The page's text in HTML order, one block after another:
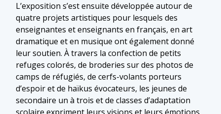
L’exposition s’est ensuite développée autour de
quatre projets artistiques pour lesquels des
enseignantes et enseignants en français, en art
dramatique et en musique ont également donné
leur soutien. À travers la confection de petits
refuges colorés, de broderies sur des photos de
camps de réfugiés, de cerfs-volants porteurs
d’espoir et de haïkus évocateurs, les jeunes de
secondaire un à trois et de classes d’adaptation